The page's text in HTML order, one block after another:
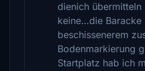
dienich
keine…die Baracke
beschissenerem
Bodenmarkierung
Startplatz hab ich